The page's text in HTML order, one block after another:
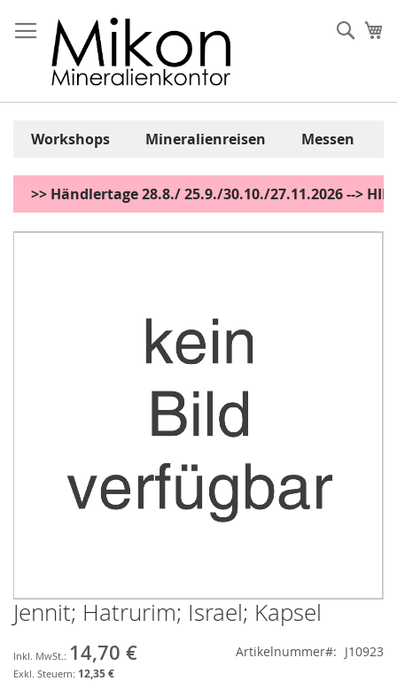
Inhalt
springen
Workshops Mineralienreisen Messen
>> Händlertage 28.8./ 25.9./30.10./27.11.2026 -->
Zum
Zum
Anfang
Bildgalerie
springen
Jennit; Hatrurim; Israel; Kapsel
14,70 €
12,35 €
Artikelnummer J10923